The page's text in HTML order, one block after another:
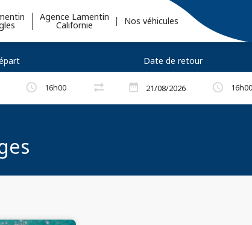
Agence Lamentin
Californie Nos véhicules
Date de retour
schedule 16h00 arrow_right_alt
arrow_right_alt date_range schedule 16h00